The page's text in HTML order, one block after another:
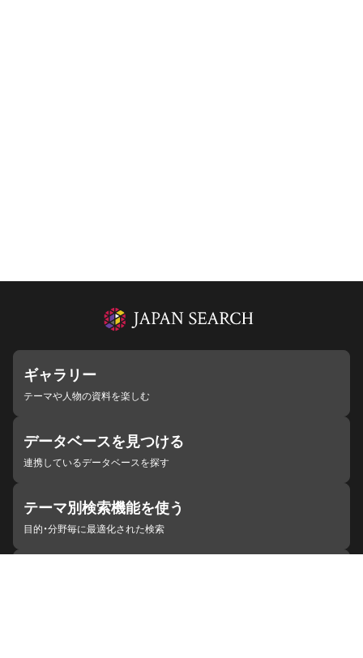
ギャラリー
テーマや人物の資料を楽しむ
データベースを見つける
連携しているデータベースを探す
テーマ別検索機能を使う
目的・分野毎に最適化された検索